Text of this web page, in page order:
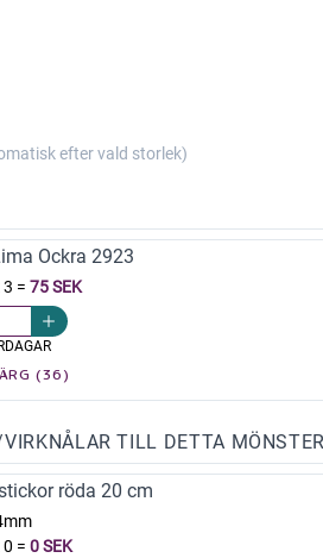
efter vald storlek)
Ockra 2923
3 = 75 SEK
(36)
TILL DETTA
röda 20 cm
0 = 0 SEK